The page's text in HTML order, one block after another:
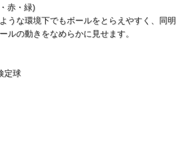
赤・緑)
うな環境下でもボールをとらえやすく、同明
ルの動きをなめらかに見せます。
定球